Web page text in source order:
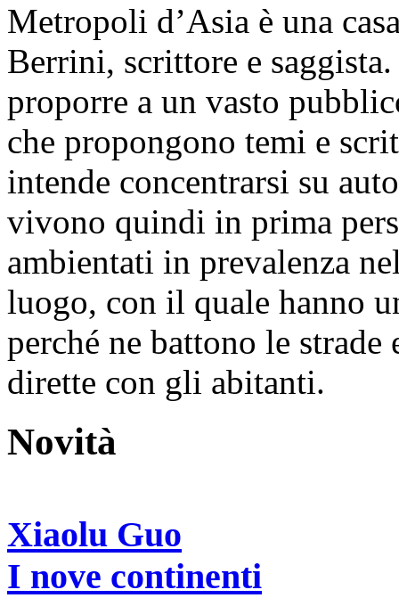
Metropoli d’Asia è una
Berrini, scrittore e
proporre a un vasto
che propongono temi e
intende concentrarsi su
vivono quindi in prima
ambientati in prevalenza
luogo, con il quale hanno
perché ne battono le
dirette con gli abitanti.
Novità
Xiaolu Guo
I nove continenti